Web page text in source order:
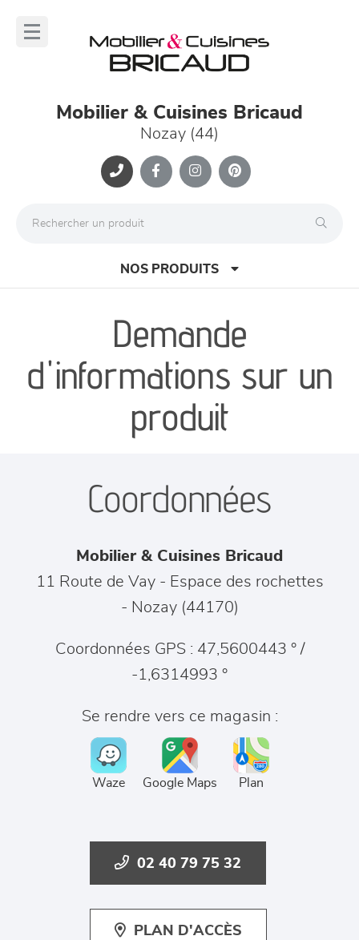
Mobilier & Cuisines Bricaud
Nozay (44)
NOS PRODUITS
canapés et fauteuils
séjours
meubles de complément
chambres et dressing
décoration
Demande
d'informations sur un
produit
Coordonnées
Mobilier & Cuisines Bricaud
11 Route de Vay - Espace des rochettes
- Nozay(44170)
Coordonnées GPS : 47,5600443 ° /
-1,6314993 °
Se rendre vers ce magasin :
Waze Google Maps Plan
02 40 79 75 32
PLAN D'ACCÈS